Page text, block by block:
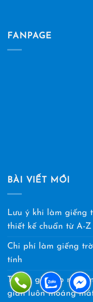
FANPAGE
BÀI VIẾT MỚI
Lưu ý khi làm giếng
thiết kế chuẩn từ A-Z
Chi phí làm giếng
tính
Thông gió cho nhà
gian luôn thoáng